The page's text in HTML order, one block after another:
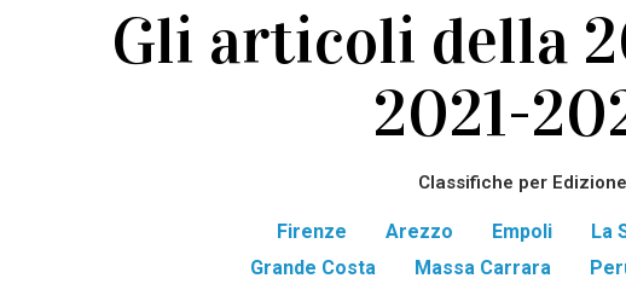
Gli articoli della
2021-
Classifiche per
Firenze Arezzo Empoli La
Grande Costa
Massa Carrara